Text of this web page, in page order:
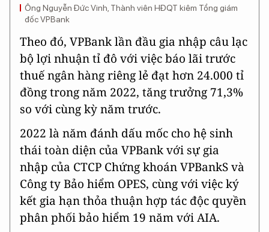
Ông Nguyễn Đức Vinh, Thành viên HĐQT kiêm Tổng giám
đốc VPBank
Theo đó, VPBank lần đầu gia nhập câu lạc
bộ lợi nhuận tỉ đô với việc báo lãi trước
thuế ngân hàng riêng lẻ đạt hơn 24.000 tỉ
đồng trong năm 2022, tăng trưởng 71,3%
so với cùng kỳ năm trước.
2022 là năm đánh dấu mốc cho hệ sinh
thái toàn diện của VPBank với sự gia
nhập của CTCP Chứng khoán VPBankS và
Công ty Bảo hiểm OPES, cùng với việc ký
kết gia hạn thỏa thuận hợp tác độc quyền
phân phối bảo hiểm 19 năm với AIA.